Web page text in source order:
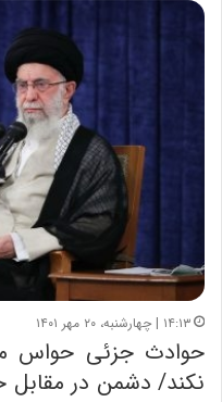
۱۴:۱۳ | چهارشنبه، ۲۰ مهر ۱۴۰۱
حوادث جزئی حواس
نکند/ دشمن در